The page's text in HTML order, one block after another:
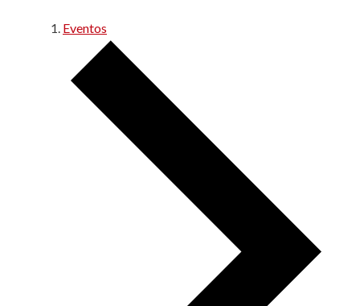
Eventos